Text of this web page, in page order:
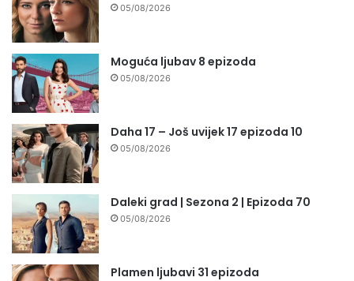
05/08/2026
Moguća ljubav 8 epizoda
05/08/2026
Daha 17 – Još uvijek 17 epizoda 10
05/08/2026
Daleki grad | Sezona 2 | Epizoda 70
05/08/2026
Plamen ljubavi 31 epizoda